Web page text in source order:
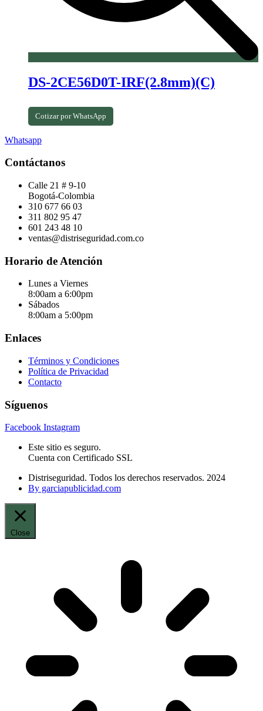
DS-2CE56D0T-IRF(2.8mm)(C)
Cotizar por WhatsApp
Whatsapp
Contáctanos
Calle 21 # 9-10
Bogotá-Colombia
310 677 66 03
311 802 95 47
601 243 48 10
ventas@distriseguridad.com.co
Horario de Atención
Lunes a Viernes
8:00am a 6:00pm
Sábados
8:00am a 5:00pm
Enlaces
Términos y Condiciones
Política de Privacidad
Contacto
Síguenos
Facebook Instagram
Este sitio es seguro.
Cuenta con Certificado SSL
Distriseguridad. Todos los derechos reservados. 2024
By garciapublicidad.com
Close